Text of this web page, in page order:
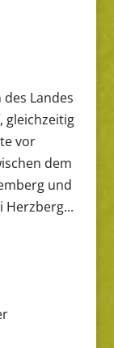
Landes
gleichzeitig
vor
dem
und
Herzberg...